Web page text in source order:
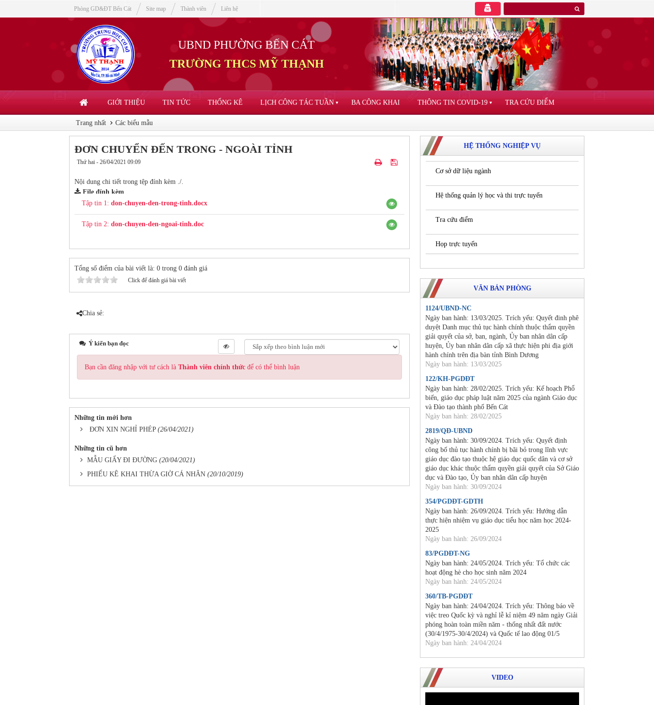
UBND PHƯỜNG BẾN CÁT
TRƯỜNG THCS MỸ THẠNH
GIỚI THIỆU TIN TỨC THỐNG KÊ LỊCH CÔNG TÁC TUẦN ▼ BA CÔNG KHAI THÔNG TIN COVID-19 ▼ TRA CỨU ĐIỂM
Phòng GD&ĐT Bến Cát Site map Thành viên Liên hệ
Trang nhất Các biểu mẫu
ĐƠN CHUYỂN ĐẾN TRONG - NGOÀI TỈNH
Thứ hai - 26/04/2021 09:09
Nội dung chi tiết trong tệp đính kèm ./.
File đính kèm
Tập tin 1: don-chuyen-den-trong-tinh.docx
Tập tin 2: don-chuyen-den-ngoai-tinh.doc
Tổng số điểm của bài viết là: 0 trong 0 đánh giá
Click để đánh giá bài viết
Chia sẻ:
Ý kiến bạn đọc
Bạn cần đăng nhập với tư cách là Thành viên chính thức để có thể bình luận
Những tin mới hơn
ĐƠN XIN NGHỈ PHÉP (26/04/2021)
Những tin cũ hơn
MẪU GIẤY ĐI ĐƯỜNG (20/04/2021)
PHIẾU KÊ KHAI THỪA GIỜ CÁ NHÂN (20/10/2019)
HỆ THỐNG NGHIỆP VỤ
Cơ sở dữ liệu ngành
Hệ thống quản lý học và thi trực tuyến
Tra cứu điểm
Họp trực tuyến
VĂN BẢN PHÒNG
1124/UBND-NC
Ngày ban hành: 13/03/2025. Trích yếu: Quyết đinh phê
duyệt Danh mục thủ tục hành chính thuộc thẩm quyền
giải quyết của sở, ban, ngành, Ủy ban nhân dân cấp
huyện, Ủy ban nhân dân cấp xã thực hiện phi địa giới
hành chính trên địa bàn tỉnh Bình Dương
Ngày ban hành: 13/03/2025
122/KH-PGDĐT
Ngày ban hành: 28/02/2025. Trích yếu: Kế hoạch Phổ
biến, giáo dục pháp luật năm 2025 của ngành Giáo dục
và Đào tạo thành phố Bến Cát
Ngày ban hành: 28/02/2025
2819/QĐ-UBND
Ngày ban hành: 30/09/2024. Trích yếu: Quyết định
công bố thủ tục hành chính bị bãi bỏ trong lĩnh vực
giáo dục đào tạo thuộc hệ giáo dục quốc dân và cơ sở
giáo dục khác thuộc thẩm quyền giải quyết của Sở Giáo
dục và Đào tạo, Ủy ban nhân dân cấp huyện
Ngày ban hành: 30/09/2024
354/PGDĐT-GDTH
Ngày ban hành: 26/09/2024. Trích yếu: Hướng dẫn
thực hiện nhiệm vụ giáo dục tiểu học năm học 2024-
2025
Ngày ban hành: 26/09/2024
83/PGDĐT-NG
Ngày ban hành: 24/05/2024. Trích yếu: Tổ chức các
hoạt động hè cho học sinh năm 2024
Ngày ban hành: 24/05/2024
360/TB-PGDĐT
Ngày ban hành: 24/04/2024. Trích yếu: Thông báo về
việc treo Quốc kỳ và nghỉ lễ kỉ niệm 49 năm ngày Giải
phóng hoàn toàn miền năm - thống nhất đất nước
(30/4/1975-30/4/2024) và Quốc tế lao động 01/5
Ngày ban hành: 24/04/2024
VIDEO